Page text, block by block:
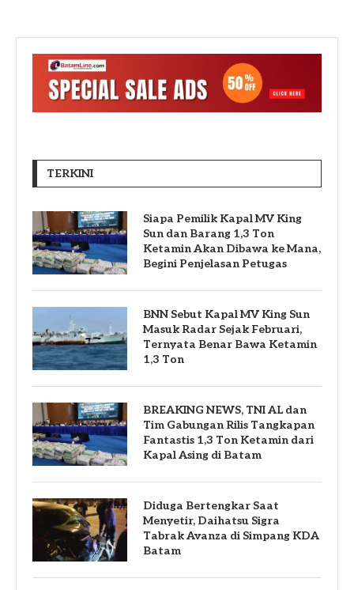
TERKINI
Siapa Pemilik Kapal MV King
Sun dan Barang 1,3 Ton
Ketamin Akan Dibawa ke Mana,
Begini Penjelasan Petugas
BNN Sebut Kapal MV King Sun
Masuk Radar Sejak Februari,
Ternyata Benar Bawa Ketamin
1,3 Ton
BREAKING NEWS, TNI AL dan
Tim Gabungan Rilis Tangkapan
Fantastis 1,3 Ton Ketamin dari
Kapal Asing di Batam
Diduga Bertengkar Saat
Menyetir, Daihatsu Sigra
Tabrak Avanza di Simpang KDA
Batam